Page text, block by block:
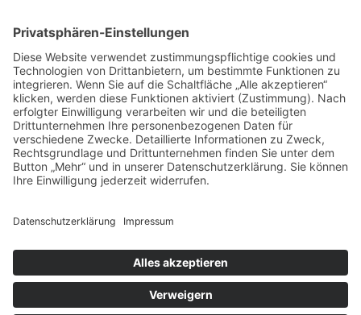
Kosten im Überblick
AGB Nutzer
Gutachter suchen
Gutachter Blog
Auftragsbörse
Anfrage
Presse
Partner: Der DGuSV
Infos für Suchende